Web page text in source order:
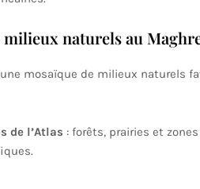
milieux naturels au
mosaïque de milieux naturels
de l’Atlas : forêts, prairies et